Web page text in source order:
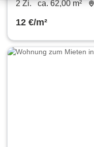
2 Zi. ca. 62,00 m²
12 €/m²